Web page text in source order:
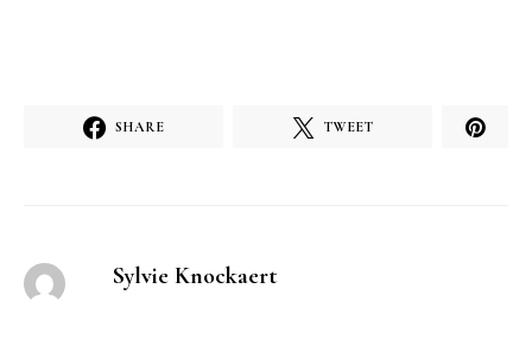
SHARE TWEET
Sylvie Knockaert